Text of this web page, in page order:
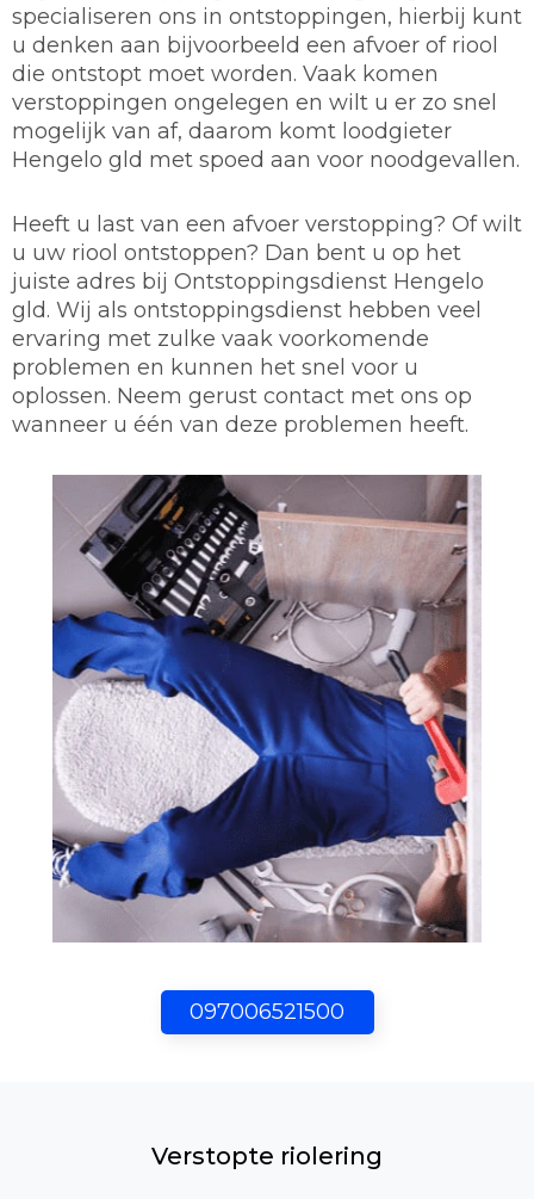
097006521500
specialiseren ons in ontstoppingen, hierbij kunt
u denken aan bijvoorbeeld een afvoer of riool
die ontstopt moet worden. Vaak komen
verstoppingen ongelegen en wilt u er zo snel
mogelijk van af, daarom komt loodgieter
Hengelo gld met spoed aan voor noodgevallen.
Heeft u last van een afvoer verstopping? Of wilt
u uw riool ontstoppen? Dan bent u op het
juiste adres bij Ontstoppingsdienst Hengelo
gld. Wij als ontstoppingsdienst hebben veel
ervaring met zulke vaak voorkomende
problemen en kunnen het snel voor u
oplossen. Neem gerust contact met ons op
wanneer u één van deze problemen heeft.
Verstopte riolering